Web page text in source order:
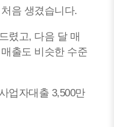
음 생겼습니다.
렸고, 다음 달 매
출도 비슷한 수준
업자대출 3,500만